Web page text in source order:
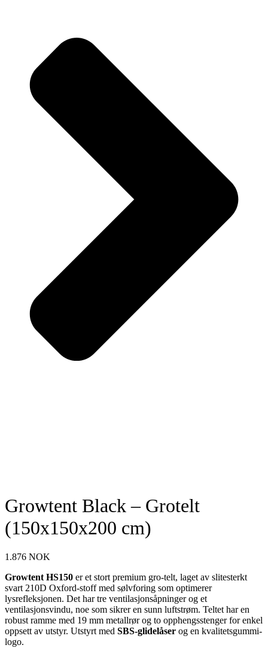
Growtent Black – Grotelt
(150x150x200 cm)
1.876 NOK
Growtent HS150 er et stort premium gro-telt, laget av slitesterkt
svart 210D Oxford-stoff med sølvforing som optimerer
lysrefleksjonen. Det har tre ventilasjonsåpninger og et
ventilasjonsvindu, noe som sikrer en sunn luftstrøm. Teltet har en
robust ramme med 19 mm metallrør og to opphengsstenger for enkel
oppsett av utstyr. Utstyrt med SBS-glidelåser og en kvalitetsgummi-
logo.